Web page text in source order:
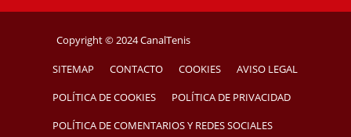
Copyright © 2024 CanalTenis
SITEMAP CONTACTO COOKIES AVISO LEGAL
POLÍTICA DE COOKIES POLÍTICA DE PRIVACIDAD
POLÍTICA DE COMENTARIOS Y REDES SOCIALES